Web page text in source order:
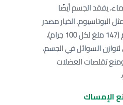
يفقد الجسم أيضًا
البوتاسيوم. الخيار مصدر
طبيعي للبوتاسيوم (147 ملغ لكل 100 جرام)،
السوائل في الجسم،
تقلصات العضلات
الإمساك